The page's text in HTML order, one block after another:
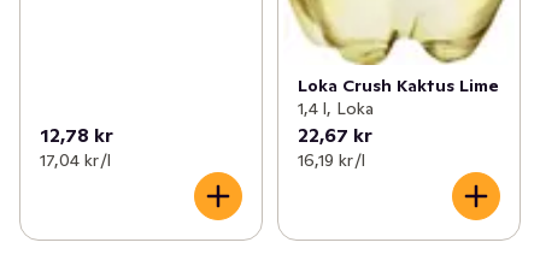
12,78 kr
17,04 kr /l
Loka Crush Kaktus Lime
1,4 l, Loka
22,67 kr
16,19 kr /l